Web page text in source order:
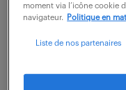
(production,
industrielles,
moment via l’icône cookie
navigateur.
Politique en
Liste de nos partenaires